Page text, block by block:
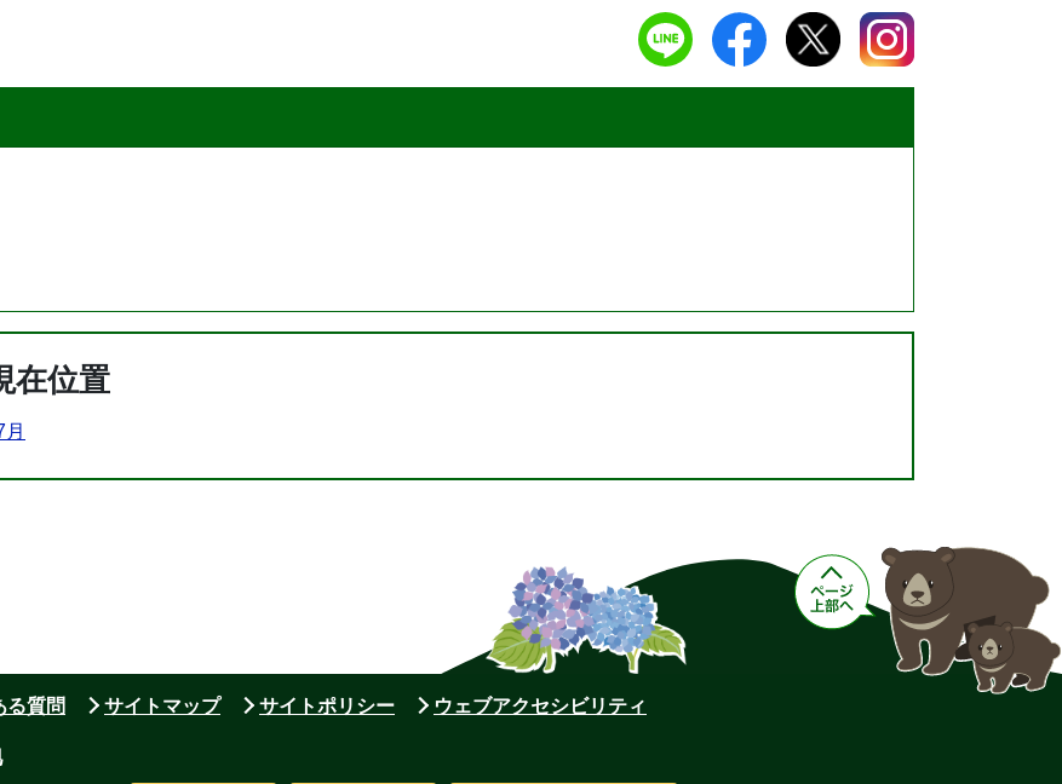
在位置
月
る質問 サイトマップ サイトポリシー ウェブアクセシビリティ